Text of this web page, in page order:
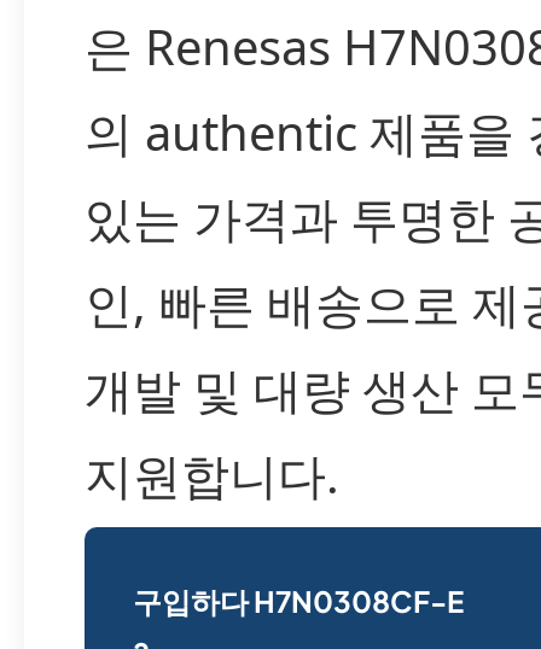
은 Renesas
의 authentic 제품을
있는 가격과 투명한
인, 빠른 배송으로 제
개발 및 대량 생산 모
지원합니다.
구입하다 H7N0308CF-E